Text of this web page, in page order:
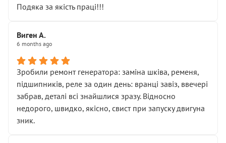
Подяка за якість праці!!!
Виген А.
6 months ago
Зробили ремонт генератора: заміна шківа, ременя,
підшипників, реле за один день: вранці завіз, ввечері
забрав, деталі всі знайшлися зразу. Відносно
недорого, швидко, якісно, свист при запуску двигуна
зник.